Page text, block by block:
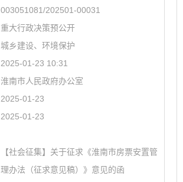
003051081/202501-00031
重大行政决策预公开
城乡建设、环境保护
2025-01-23 10:31
淮南市人民政府办公室
2025-01-23
2025-01-23
【社会征集】关于征求《淮南市房票安置管
理办法（征求意见稿）》意见的函